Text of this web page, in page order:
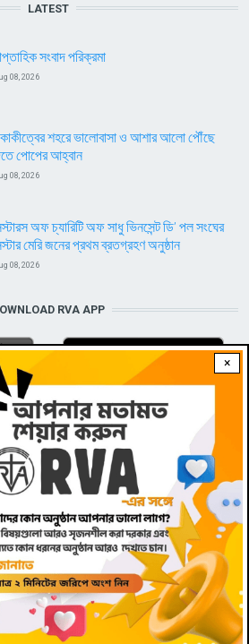
×
LATEST
সংবাদ পরিক্রমা
08, 2026
শহরে ভালোবাসা ও আশার আলো পৌঁছে
পোপের আহ্বান
08, 2026
অফ চ্যারিটি অফ সাধু ভিনসেন্ট ডি’ পল সংঘের
মেরি জনের প্রথম ব্রতগ্রহণ অনুষ্ঠান
08, 2026
RVA APP
CONNECTED WITH US!
Veritas Asia © 2022